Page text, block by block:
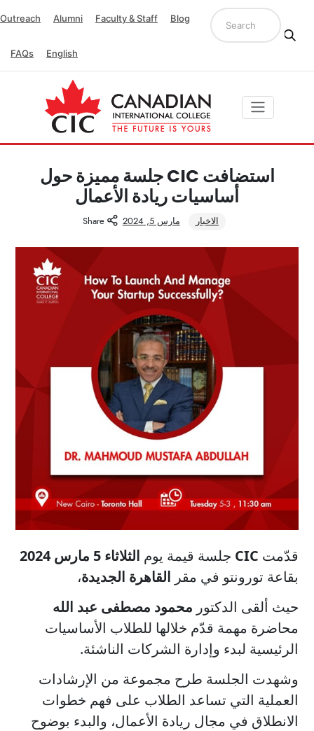
Outreach Alumni Faculty & Staff Blog
FAQs English
استضافت CIC جلسة مميزة حول
أساسيات ريادة الأعمال
الاخبار مارس 5, 2024 Share
قدّمت CIC جلسة قيمة يوم الثلاثاء 5 مارس 2024
بقاعة تورونتو في مقر القاهرة الجديدة،
حيث ألقى الدكتور محمود مصطفى عبد الله
محاضرة مهمة قدّم خلالها للطلاب الأساسيات
الرئيسية لبدء وإدارة الشركات الناشئة.
وشهدت الجلسة طرح مجموعة من الإرشادات
العملية التي تساعد الطلاب على فهم خطوات
الانطلاق في مجال ريادة الأعمال، والبدء بوضوح